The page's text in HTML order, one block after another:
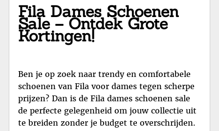
Fila Dames Schoenen
Sale – Ontdek Grote
Kortingen!
Ben je op zoek naar trendy en comfortabele
schoenen van Fila voor dames tegen scherpe
prijzen? Dan is de Fila dames schoenen sale
de perfecte gelegenheid om jouw collectie uit
te breiden zonder je budget te overschrijden.